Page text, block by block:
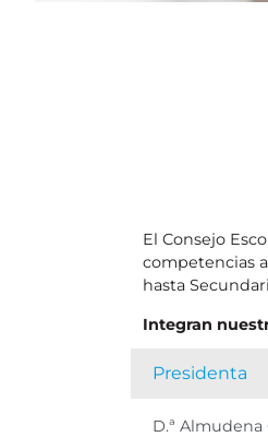
El Consejo
competencias
hasta
Integran
Presidenta
D.ª